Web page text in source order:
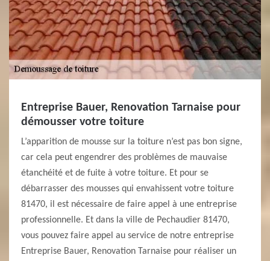
Entreprise Bauer, Renovation Tarnaise pour
démousser votre toiture
L’apparition de mousse sur la toiture n’est pas bon signe,
car cela peut engendrer des problèmes de mauvaise
étanchéité et de fuite à votre toiture. Et pour se
débarrasser des mousses qui envahissent votre toiture
81470, il est nécessaire de faire appel à une entreprise
professionnelle. Et dans la ville de Pechaudier 81470,
vous pouvez faire appel au service de notre entreprise
Entreprise Bauer, Renovation Tarnaise pour réaliser un